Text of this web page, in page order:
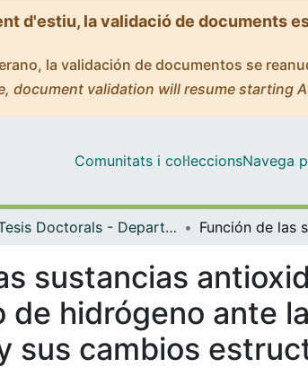
d'estiu, la validació de documents
la validación de documentos se
document validation will resume starting
Comunitats i col·leccionsNavega
Tesis Doctorals - Departament - Odontoestomatologia
sustancias
de hidrógeno ante
sus cambios